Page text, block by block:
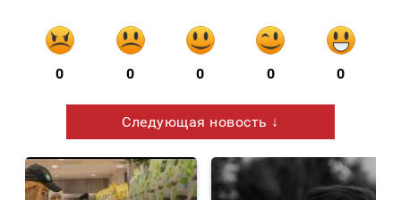
0 0 0 0 0
Следующая новость ↓